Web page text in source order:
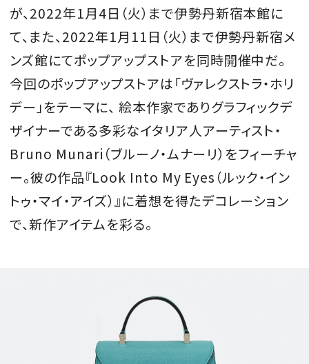
会員登録
Log in or Sign up
SPUR読者のためのメンバーシッププログラム
「The SPUR Club」。 便利な機能と特典を無料で楽し
めます。
ログイン・新規会員登録
が、2022年1月4日（火）まで伊勢丹新宿本館に
て、また、2022年1月 11日（火）まで伊勢丹新宿メ
ンズ館にてポップアップストアを同時開催中だ。
今回のポップアップストアは「ヴァレクストラ・ホリ
デー」をテーマに、 絵本作家でありグラフィックデ
ザイナーである多彩なイタリア人アーティスト・
Bruno Munari （ブルーノ・ムナーリ）をフィーチャ
ー。彼の作品『Look Into My Eyes （ルック・イン
トゥ・マイ・アイズ）』に着想を得たデコレーション
で、新作アイテムを彩る。